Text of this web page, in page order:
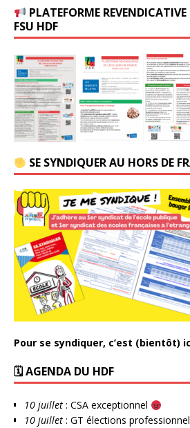
PLATEFORME
FSU HDF
SE SYNDIQUER AU HORS DE
Pour se syndiquer, c’est (bientôt)
🗓 AGENDA DU HDF
10 juillet : CSA exceptionnel
10 juillet : GT élections